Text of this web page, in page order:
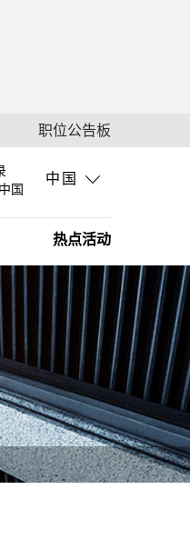
职位公告板
中国
国
热点活动